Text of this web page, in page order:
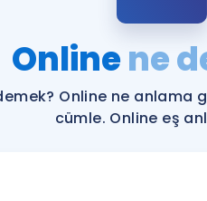
Onlinene
Online ne anlama
cümle. Online eş